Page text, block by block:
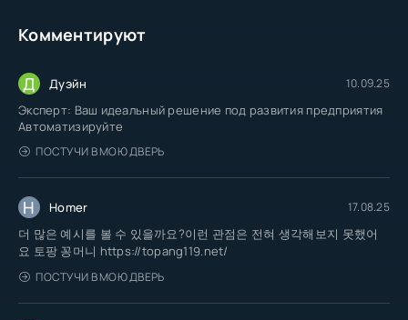
Комментируют
Д Дуэйн 10.09.25
Эксперт: Ваш идеальный решение под развития предприятия
Автоматизируйте
ПОСТУЧИ В МОЮ ДВЕРЬ
H Homer 17.08.25
더 많은 예시를 볼 수 있을까요?이런 관점은 전혀 생각해보지 못했어
요 토팡 꽁머니 https://topang119.net/
ПОСТУЧИ В МОЮ ДВЕРЬ